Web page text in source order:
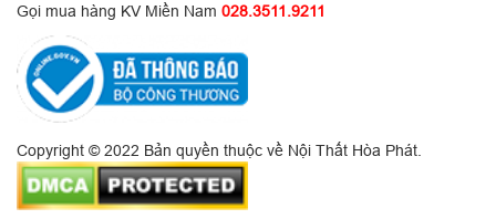
Gọi mua hàng KV Miền Nam 028.3511.9211
Copyright © 2022 Bản quyền thuộc về Nội Thất Hòa Phát.